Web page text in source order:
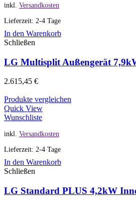
inkl. Versandkosten
Lieferzeit: 2-4 Tage
In den Warenkorb
Schließen
LG Multisplit Außengerät
2.615,45 €
Produkte vergleichen
Quick View
Wunschliste
inkl. Versandkosten
Lieferzeit: 2-4 Tage
In den Warenkorb
Schließen
LG Standard PLUS 4,2kW